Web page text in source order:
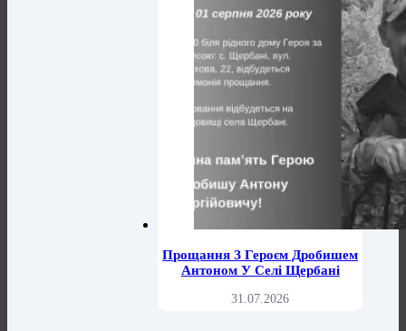
Прощання З Героєм Дробишем
Антоном У Селі Щербані
31.07.2026